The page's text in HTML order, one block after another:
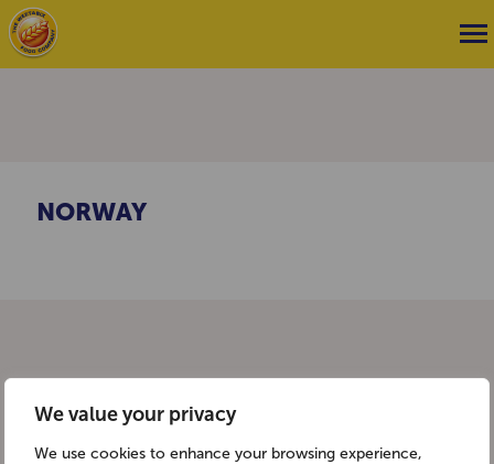
We value your privacy
We use cookies to enhance your browsing experience,
NORWAY